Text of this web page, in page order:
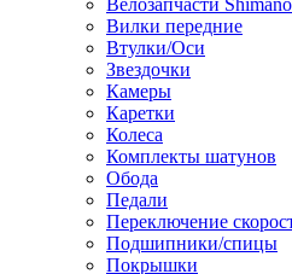
Велозапчасти
Вилки передние
Втулки/Оси
Звездочки
Камеры
Каретки
Колеса
Комплекты шатунов
Обода
Педали
Переключение
Подшипники/спицы
Покрышки